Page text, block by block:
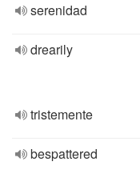
serenidad
drearily
tristemente
bespattered